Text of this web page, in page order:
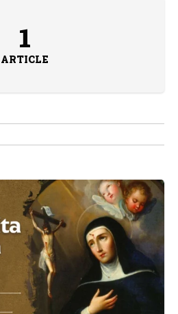
1
ARTICLE